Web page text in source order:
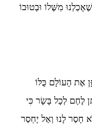
מִשֶּׁלוֹ וּבְטוּבוֹ
אֶת הָעוֹלָם כֻּלּוֹ
לֶחֶם לְכָל בָּשָׂר כִּי
חָסַר לָנוּ וְאַל יֶחְסַר